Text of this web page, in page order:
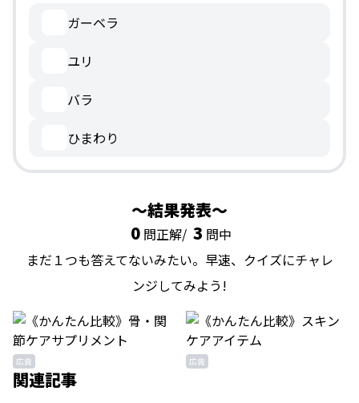
ガーベラ
ユリ
バラ
ひまわり
結果発表
0 問正解/ 3 問中
まだ１つも答えてないみたい。早速、クイズにチャレ
ンジしてみよう!
広告 広告
関連記事